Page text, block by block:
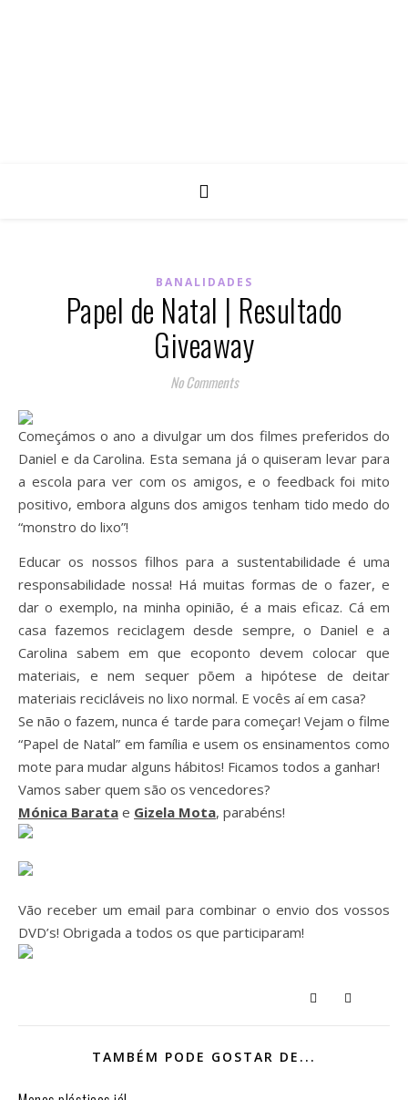
BANALIDADES
Papel de Natal | Resultado
Giveaway
No Comments
Começámos o ano a divulgar um dos filmes preferidos do
Daniel e da Carolina. Esta semana já o quiseram levar para
a escola para ver com os amigos, e o feedback foi mito
positivo, embora alguns dos amigos tenham tido medo do
“monstro do lixo”!
Educar os nossos filhos para a sustentabilidade é uma
responsabilidade nossa! Há muitas formas de o fazer, e
dar o exemplo, na minha opinião, é a mais eficaz. Cá em
casa fazemos reciclagem desde sempre, o Daniel e a
Carolina sabem em que ecoponto devem colocar que
materiais, e nem sequer põem a hipótese de deitar
materiais recicláveis no lixo normal. E vocês aí em casa?
Se não o fazem, nunca é tarde para começar! Vejam o filme
“Papel de Natal” em família e usem os ensinamentos como
mote para mudar alguns hábitos! Ficamos todos a ganhar!
Vamos saber quem são os vencedores?
Mónica Barata e Gizela Mota, parabéns!
Vão receber um email para combinar o envio dos vossos
DVD’s! Obrigada a todos os que participaram!
TAMBÉM PODE GOSTAR DE...